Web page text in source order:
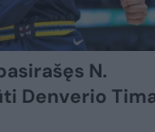
N.
Denverio